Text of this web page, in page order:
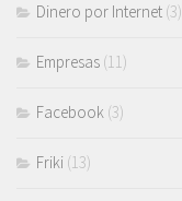
Dinero por Internet (3)
Empresas (11)
Facebook (3)
Friki (13)